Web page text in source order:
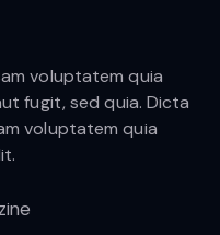
voluptatem quia
fugit, sed quia. Dicta
voluptatem quia